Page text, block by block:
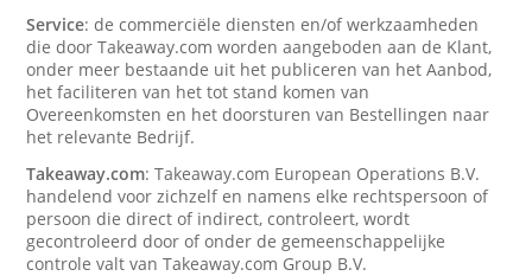
Service: de commerciële diensten en/of werkzaamheden
die door Takeaway.com worden aangeboden aan de Klant,
onder meer bestaande uit het publiceren van het Aanbod,
het faciliteren van het tot stand komen van
Overeenkomsten en het doorsturen van Bestellingen naar
het relevante Bedrijf.
Takeaway.com: Takeaway.com European Operations B.V.
handelend voor zichzelf en namens elke rechtspersoon of
persoon die direct of indirect, controleert, wordt
gecontroleerd door of onder de gemeenschappelijke
controle valt van Takeaway.com Group B.V.